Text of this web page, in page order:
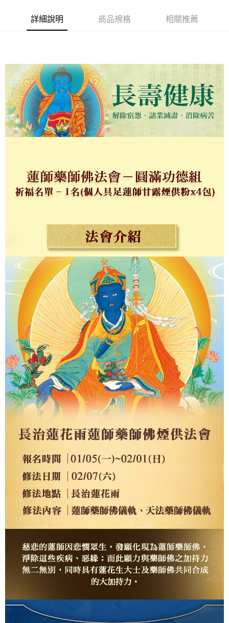
詳細說明 商品規格 相關推薦